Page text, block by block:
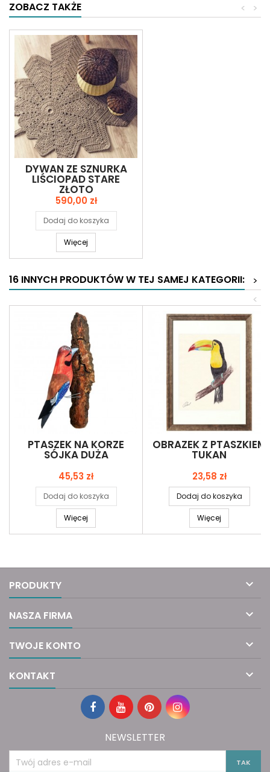
ZOBACZ TAKŻE >
<
DYWAN ZE SZNURKA
LIŚCIOPAD STARE
ZŁOTO
Cena
590,00 zł
Dodaj do koszyka
Więcej
16 INNYCH PRODUKTÓW W TEJ SAMEJ KATEGORII:
>
<
PTASZEK NA KORZE
SÓJKA DUŻA
Cena
45,53 zł
Dodaj do koszyka
Więcej
OBRAZEK Z PTASZKIEM
TUKAN
Cena
23,58 zł
Dodaj do koszyka
Więcej
PRODUKTY 
NASZA FIRMA 
TWOJE KONTO 
KONTAKT 
NEWSLETTER